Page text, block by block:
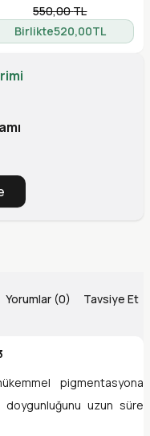
550,00TL
Birlikte520,00TL
Yorumlar (0) Tavsiye Et
pigmentasyona
doygunluğunu uzun süre